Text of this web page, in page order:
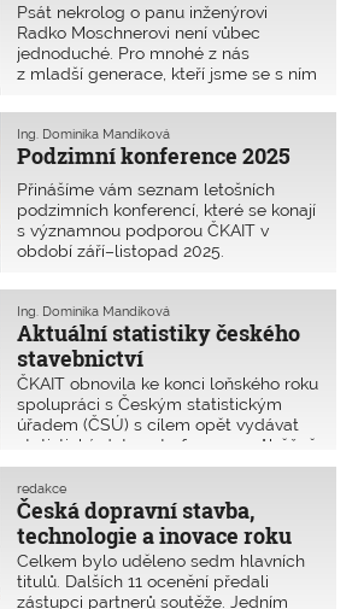
Psát nekrolog o panu inženýrovi
Radko Moschnerovi není vůbec
jednoduché. Pro mnohé z nás
z mladší generace, kteří jsme se s ním
velkou profesní autoritou ve statice
a geotechnickém inženýrství. Nebyl
však jen výjimečným odborníkem. Byl
charizmatem staré školy, noblesní
pán. Odešel 8. srpna
2025 v úctyhodném věku 93 let.
Podzimní konference 2025
Ing. Dominika Mandíková
Přinášíme vám seznam letošních
podzimních konferencí, které se konají
s významnou podporou ČKAIT v
období září–listopad 2025.
Aktuální statistiky českého
stavebnictví
Ing. Dominika Mandíková
ČKAIT obnovila ke konci loňského roku
spolupráci s Českým statistickým
úřadem (ČSÚ) s cílem opět vydávat
statistická data, a to formou průběžně
aktualizované pomůcky PROFESIS
zařazené v obnovené rubrice
Informační pomůcky (IP). Statistická
data z odvětví stavebnictví jsou
důležitými údaji nejen pro stavební
firmy. Zobrazují vývoj odvětví
a umožňují predikce do období
Česká dopravní stavba,
technologie a inovace roku
redakce
Celkem bylo uděleno sedm hlavních
titulů. Dalších 11 ocenění předali
zástupci partnerů soutěže. Jedním